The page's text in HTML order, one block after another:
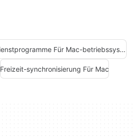
Dienstprogramme Für Mac-betriebssysteme
Freizeit-synchronisierung Für Mac